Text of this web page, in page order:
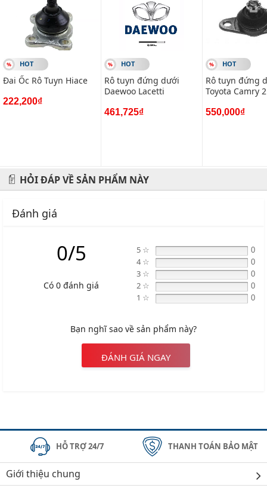
Địa chỉ: 434 Trần Khát Chân- Hai Bà Trưng- Hà Nội
Hotline: 0945 333 777
HOT
Đai Ốc Rô Tuyn Hiace
222,200₫
HOT
Rô tuyn đứng dưới
Daewoo Lacetti
461,725₫
HOT
Rô tuyn đứng
Toyota Camry
550,000₫
HỎI ĐÁP VỀ SẢN PHẨM NÀY
Đánh giá
0/5
Có 0 đánh giá
5 ☆ 0
4 ☆ 0
3 ☆ 0
2 ☆ 0
1 ☆ 0
Bạn nghĩ sao về sản phẩm này?
ĐÁNH GIÁ NGAY
HỖ TRỢ 24/7 THANH TOÁN BẢO MẬT
Giới thiệu chung